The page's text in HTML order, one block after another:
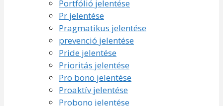
Portfólió jelentése
Pr jelentése
Pragmatikus jelentése
prevenció jelentése
Pride jelentése
Prioritás jelentése
Pro bono jelentése
Proaktív jelentése
Probono jelentése